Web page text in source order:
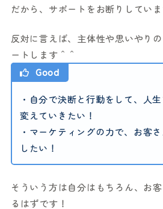
だから、サポートをお断りしていま
反対に言えば、主体性や思いやり
ートします＾＾
Good
・自分で決断と行動をして、人
変えていきたい！
・マーケティングの力で、お客
したい！
そういう方は自分はもちろん、お
るはずです！